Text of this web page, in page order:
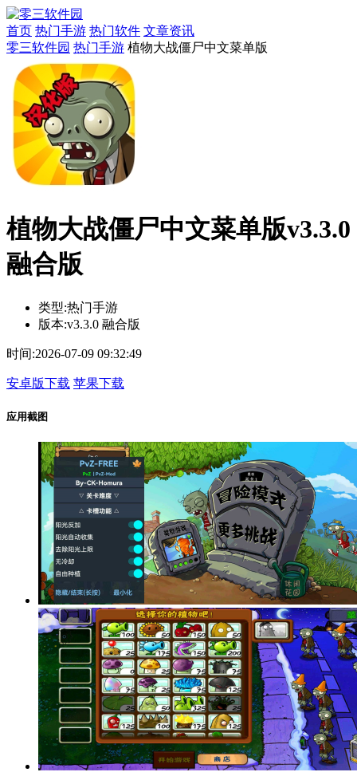
首页 热门手游 热门软件 文章资讯
零三软件园 热门手游 植物大战僵尸中文菜单版
植物大战僵尸中文菜单版v3.3.0
融合版
类型:热门手游
版本:v3.3.0 融合版
时间:2026-07-09 09:32:49
安卓版下载 苹果下载
应用截图